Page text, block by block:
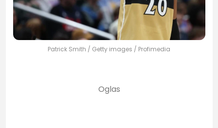
Patrick Smith / Getty images / Profimedia